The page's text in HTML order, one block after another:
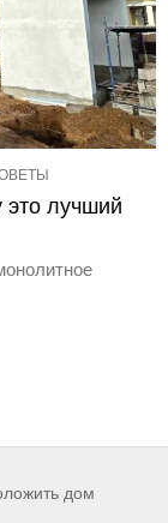
это лучший
дом